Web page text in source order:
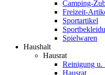
Camping-
Freizeit-
Sportartikel
Spielwaren
Haushalt
Hausrat
Reinigung u.
Hausrat